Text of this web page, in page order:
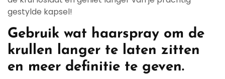
gestylde kapsel!
Gebruik wat haarspray om de
krullen langer te laten zitten
en meer definitie te geven.